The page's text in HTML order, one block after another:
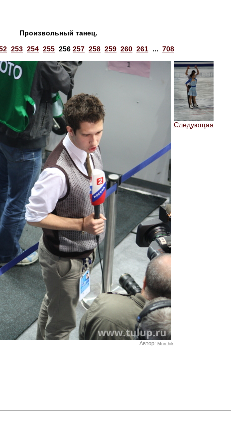
Произвольный танец.
253 254 255 256 257 258 259 260 261 ... 708
Автор: Murchik
Следующая